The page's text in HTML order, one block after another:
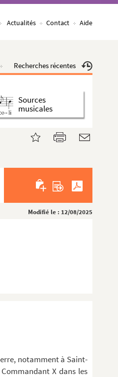
Actualités Contact Aide
Recherches récentes
Sources
musicales
Modifié le : 12/08/2025
notamment à Saint-
X dans les